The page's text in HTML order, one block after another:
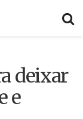
deixar
e